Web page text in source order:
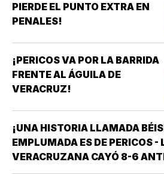
PIERDE EL PUNTO EXTRA EN
PENALES!
¡PERICOS VA POR LA BARRIDA
FRENTE AL ÁGUILA DE
VERACRUZ!
¡UNA HISTORIA LLAMADA
EMPLUMADA ES DE PERICOS -
VERACRUZANA CAYÓ 8-6
PUEBLA EN EL SEGUNDO